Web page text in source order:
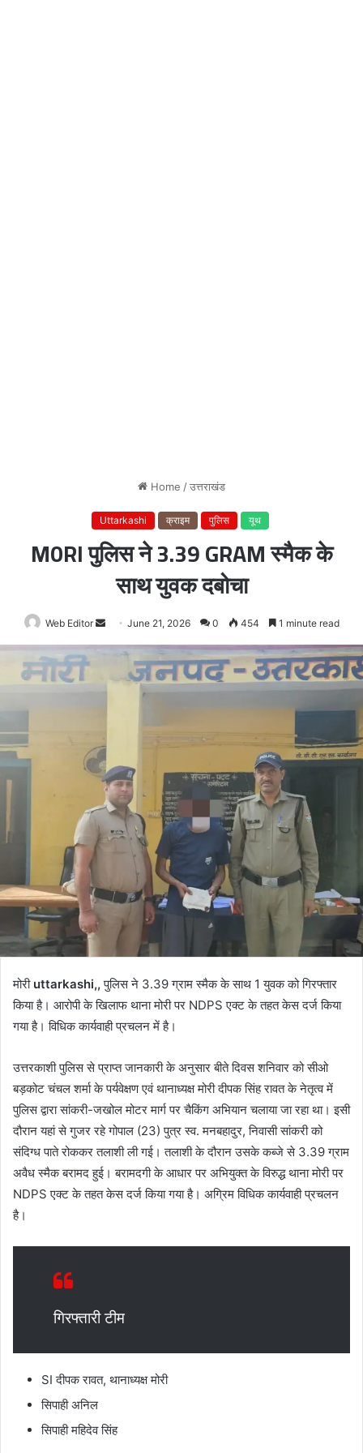
Home /उत्तराखंड
Uttarkashi क्राइम पुलिस यूथ
M0RI पुलिस ने 3.39 GRAM स्मैक के
साथ युवक दबोचा
Web Editor
Send
an
June 21, 2026 0 454 1 minute read
मोरी uttarkashi,, पुलिस ने 3.39 ग्राम स्मैक के साथ 1 युवक को गिरफ्तार
किया है। आरोपी के खिलाफ थाना मोरी पर NDPS एक्ट के तहत केस दर्ज किया
गया है। विधिक कार्यवाही प्रचलन में है।
उत्तरकाशी पुलिस से प्राप्त जानकारी के अनुसार बीते दिवस शनिवार को सीओ
बड़कोट चंचल शर्मा के पर्यवेक्षण एवं थानाध्यक्ष मोरी दीपक सिंह रावत के नेतृत्व में
पुलिस द्वारा सांकरी-जखोल मोटर मार्ग पर चैकिंग अभियान चलाया जा रहा था। इसी
दौरान यहां से गुजर रहे गोपाल (23) पुत्र स्व. मनबहादुर, निवासी सांकरी को
संदिग्ध पाते रोककर तलाशी ली गई। तलाशी के दौरान उसके कब्जे से 3.39 ग्राम
अवैध स्मैक बरामद हुई। बरामदगी के आधार पर अभियुक्त के विरुद्ध थाना मोरी पर
NDPS एक्ट के तहत केस दर्ज किया गया है। अग्रिम विधिक कार्यवाही प्रचलन
है।
गिरफ्तारी टीम
SI दीपक रावत, थानाध्यक्ष मोरी
सिपाही अनिल
सिपाही महिदेव सिंह